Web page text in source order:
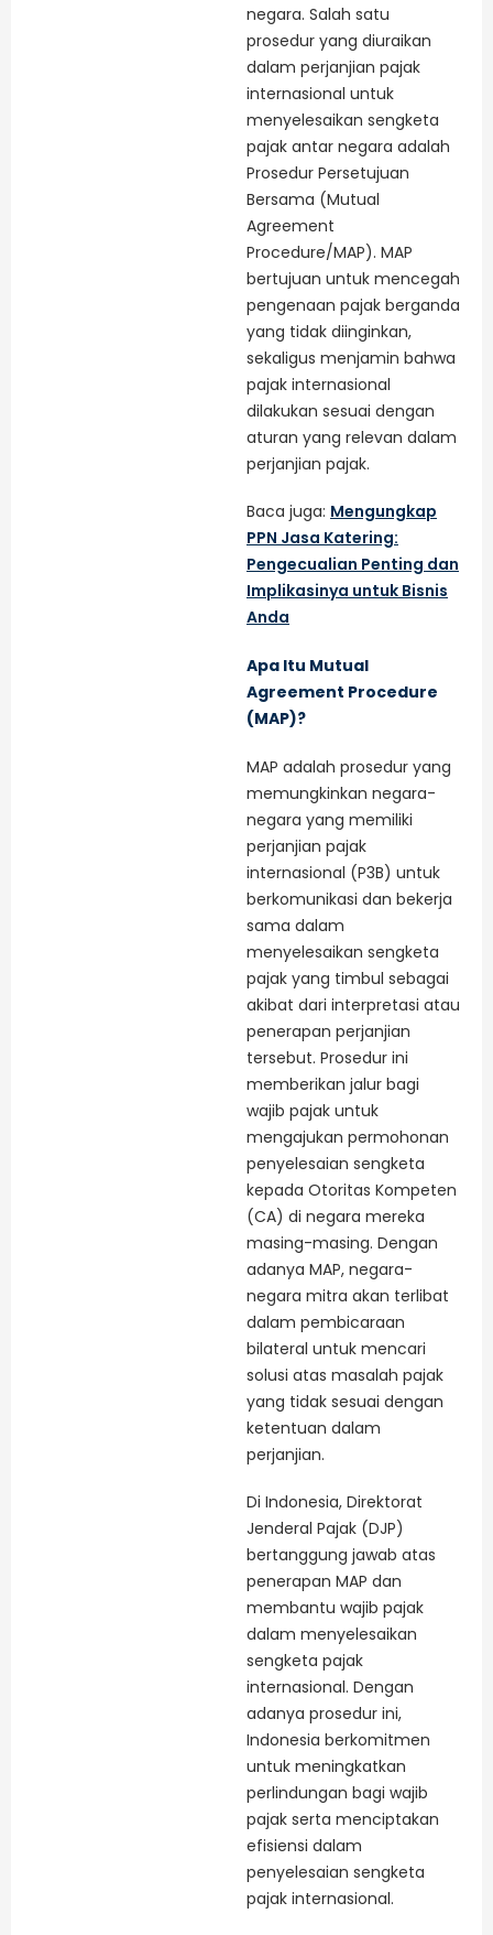
negara. Salah satu
prosedur yang diuraikan
dalam perjanjian pajak
internasional untuk
menyelesaikan sengketa
pajak antar negara adalah
Prosedur Persetujuan
Bersama (Mutual
Agreement
Procedure/MAP). MAP
bertujuan untuk mencegah
pengenaan pajak berganda
yang tidak diinginkan,
sekaligus menjamin bahwa
pajak internasional
dilakukan sesuai dengan
aturan yang relevan dalam
perjanjian pajak.
Baca juga: Mengungkap
PPN Jasa Katering:
Pengecualian Penting dan
Implikasinya untuk Bisnis
Anda
Apa Itu Mutual
Agreement Procedure
(MAP)?
MAP adalah prosedur yang
memungkinkan negara-
negara yang memiliki
perjanjian pajak
internasional (P3B) untuk
berkomunikasi dan bekerja
sama dalam
menyelesaikan sengketa
pajak yang timbul sebagai
akibat dari interpretasi atau
penerapan perjanjian
tersebut. Prosedur ini
memberikan jalur bagi
wajib pajak untuk
mengajukan permohonan
penyelesaian sengketa
kepada Otoritas Kompeten
(CA) di negara mereka
masing-masing. Dengan
adanya MAP, negara-
negara mitra akan terlibat
dalam pembicaraan
bilateral untuk mencari
solusi atas masalah pajak
yang tidak sesuai dengan
ketentuan dalam
perjanjian.
Di Indonesia, Direktorat
Jenderal Pajak (DJP)
bertanggung jawab atas
penerapan MAP dan
membantu wajib pajak
dalam menyelesaikan
sengketa pajak
internasional. Dengan
adanya prosedur ini,
Indonesia berkomitmen
untuk meningkatkan
perlindungan bagi wajib
pajak serta menciptakan
efisiensi dalam
penyelesaian sengketa
pajak internasional.